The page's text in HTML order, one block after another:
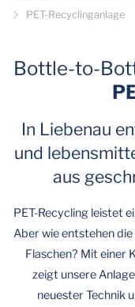
PET-Recyclinganlage
Bottle-to-
In Liebenau
und
aus
PET-Recycling leistet
Aber wie entstehen
Flaschen? Mit einer
zeigt unsere
neuester Technik